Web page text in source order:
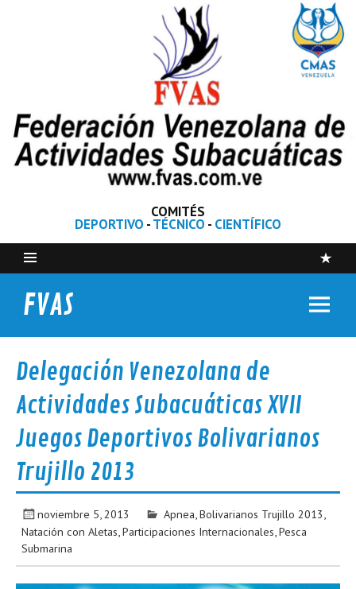
COMITÉS
DEPORTIVO -TÉCNICO - CIENTÍFICO
FVAS
Delegación Venezolana de
Actividades Subacuáticas XVII
Juegos Deportivos Bolivarianos
Trujillo 2013
noviembre 5, 2013 Apnea Bolivarianos Trujillo 2013
Natación con Aletas ,Participaciones Internacionales ,Pesca
Submarina